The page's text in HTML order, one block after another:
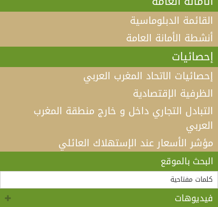
القائمة الدبلوماسية
أنشطة الأمانة العامة
إحصائيات
إحصائيات الاتحاد المغرب العربي
الظرفية الإقتصادية
التبادل التجاري داخل و خارج منطقة المغرب
العربي
مؤشر الأسعار عند الإستهلاك العائلي
البحث بالموقع
فيديوهات
لقاء الأمين العام لاتحاد المغرب العربي، السيد طارق بن
سالم.بالسيد وزير الشؤون الخارجية والجالية الوطنية
بالخارج، السيد أحمد عطاف
فيديو كلمة الأمين العام لاتحاد المغرب العربي أ.د الطيب
البكوش في الندوة الخامسة التي تنظمها منظمة
“مادثينك” MedThink 5+5 حول موضوع:”أي آفاق لحوار
5+5 متوسط متحول؟ تأقلم مشترك مع واقع ما بعد جائحة
كوفيد 19 “